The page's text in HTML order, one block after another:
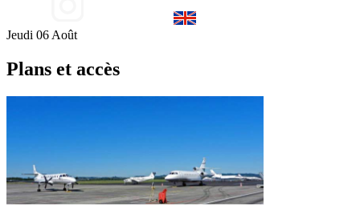
Jeudi 06 Août
Plans et accès